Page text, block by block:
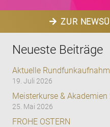
ZUR
Neueste Beiträge
Aktuelle
19. Juli 2026
Meisterkurse & Akademien
25. Mai 2026
FROHE OSTERN